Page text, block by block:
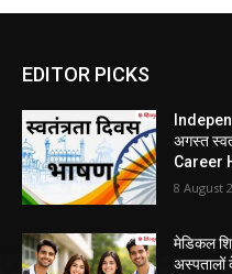
EDITOR PICKS
अगस्त
Career
8 August
मेडिकल
अस्पतालों